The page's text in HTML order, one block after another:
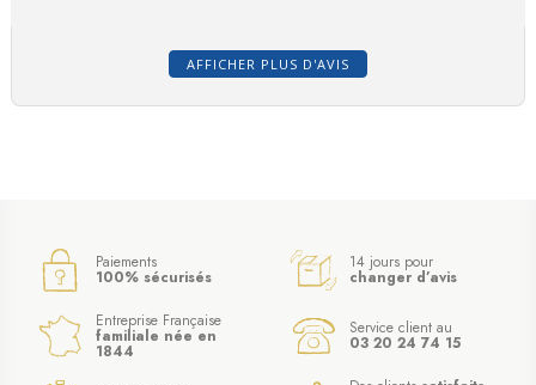
(10 avis)
AFFICHER PLUS D'AVIS
Paiements
100% sécurisés
14 jours pour
changer d’avis
Entreprise Française
familiale née en
1844
Service client au
03 20 24 74 15